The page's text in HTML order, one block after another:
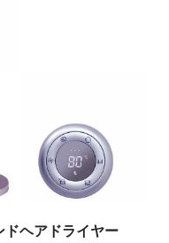
ドヘアドライヤー